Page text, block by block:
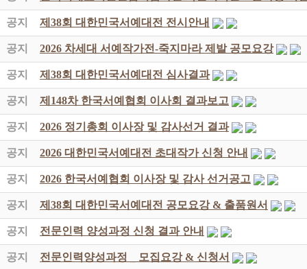
공지 제38회 대한민국서예대전 전시안내
공지 2026 차세대 서예작가전-죽지마라 제발 공모요강
공지 제38회 대한민국서예대전 심사결과
공지 제148차 한국서예협회 이사회 결과보고
공지 2026 정기총회 이사장 및 감사선거 결과
공지 2026 대한민국서예대전 초대작가 신청 안내
공지 2026 한국서예협회 이사장 및 감사 선거공고
공지 제38회 대한민국서예대전 공모요강 & 출품원서
공지 전문인력 양성과정 신청 결과 안내
공지 전문인력양성과정 _ 모집요강 & 신청서